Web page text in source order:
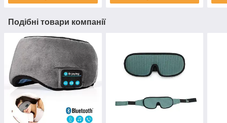
Подібні товари компанії